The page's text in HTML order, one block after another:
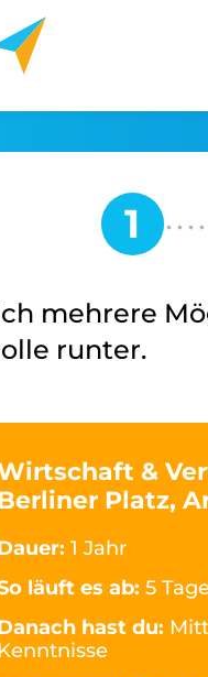
mehrere
runter.
&
Platz,
1 Jahr
läuft es ab: 5
hast du: